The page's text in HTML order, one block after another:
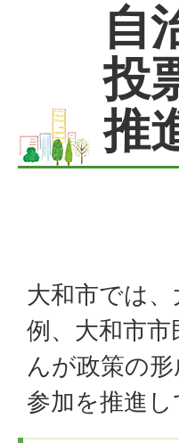
自
投
推
大和市では
例、大和市
んが政策の
参加を推進し